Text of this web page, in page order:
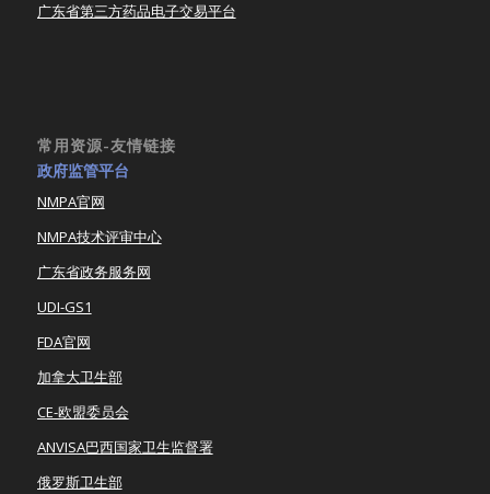
广东省第三方药品电子交易平台
常用资源-友情链接
政府监管平台
NMPA官网
NMPA技术评审中心
广东省政务服务网
UDI-GS1
FDA官网
加拿大卫生部
CE-欧盟委员会
ANVISA巴西国家卫生监督署
俄罗斯卫生部